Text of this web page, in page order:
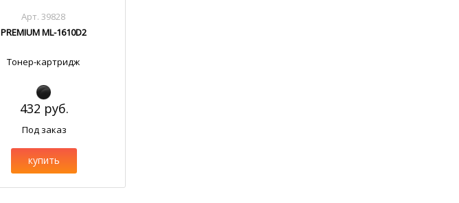
Арт. 39828
PREMIUM ML-1610D2
Тонер-картридж
432 руб.
Под заказ
купить